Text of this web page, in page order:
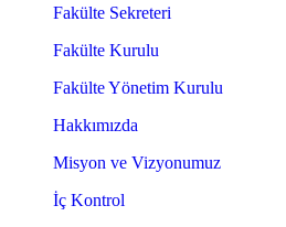
Fakülte Sekreteri
Fakülte Kurulu
Fakülte Yönetim Kurulu
Hakkımızda
Misyon ve Vizyonumuz
İç Kontrol